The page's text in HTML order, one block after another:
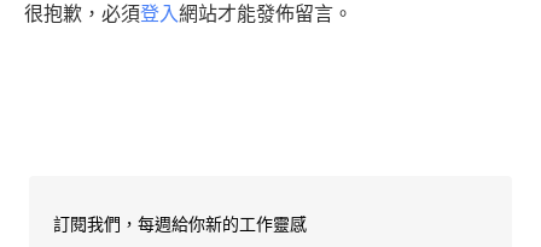
很抱歉，必須登入網站才能發佈留言。
訂閱我們，每週給你新的工作靈感